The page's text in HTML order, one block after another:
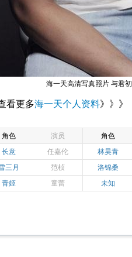
海一天高清写真照片 与君
看更多海一天个人资料》》》
角色 演员 角色
长意 任嘉伦 林昊青
三月 范桢 洛锦桑
青姬 童蕾 未知